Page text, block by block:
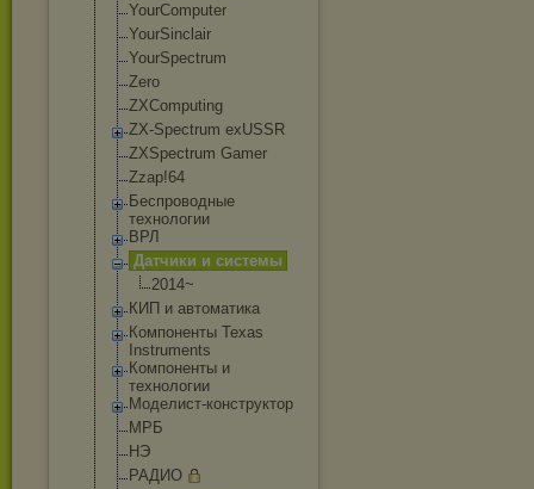
YourComputer
YourSinclair
YourSpectrum
Zero
ZXComputing
ZX-Spectrum exUSSR
ZXSpectrum Gamer
Zzap!64
Беспроводные
технологии
ВРЛ
Датчики и системы
2014~
КИП и автоматика
Компоненты Texas
Instruments
Компоненты и
технологии
Моделист-конструктор
МРБ
НЭ
РАДИО